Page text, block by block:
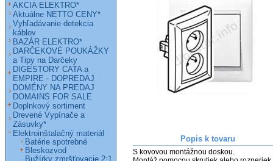
Popis k tovaru
S kovovou montážnou doskou.
AKCIA ELEKTRO*
Aktuálne NETTO CENY*
Vyhľadávanie detekcia
káblov
BAZÁR ELEKTRO*
DARČEKOVÉ POUKÁŽKY
a Tipy na Darčeky
DIGESTORY CATA a
EMPIRE - DOPREDAJ
DOMÉNY NA PREDAJ
DOMAINS FOR SALE
Doplnkový sortiment
Drevené Vypínače a
Zásuvky*
Elektroinštalačný materiál
Batérie spotrebné
Bleskozvod
Bužírky zmršťovacie 2:1